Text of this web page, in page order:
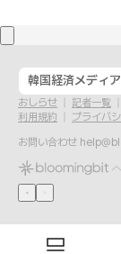
韓国経済メディ
おしらせ 記者一覧
利用規約
プライバ
お問い合わせ